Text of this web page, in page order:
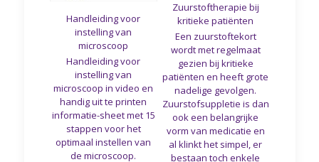
Handleiding voor
instelling van
microscoop
Handleiding voor
instelling van
microscoop in video en
handig uit te printen
informatie-sheet met 15
stappen voor het
optimaal instellen van
de microscoop.
Zuurstoftherapie bij
kritieke patiënten
Een zuurstoftekort
wordt met regelmaat
gezien bij kritieke
patiënten en heeft grote
nadelige gevolgen.
Zuurstofsuppletie is dan
ook een belangrijke
vorm van medicatie en
al klinkt het simpel, er
bestaan toch enkele